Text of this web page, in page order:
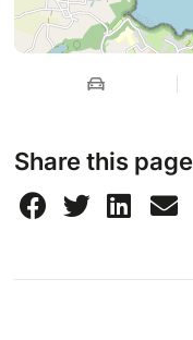
Share this page